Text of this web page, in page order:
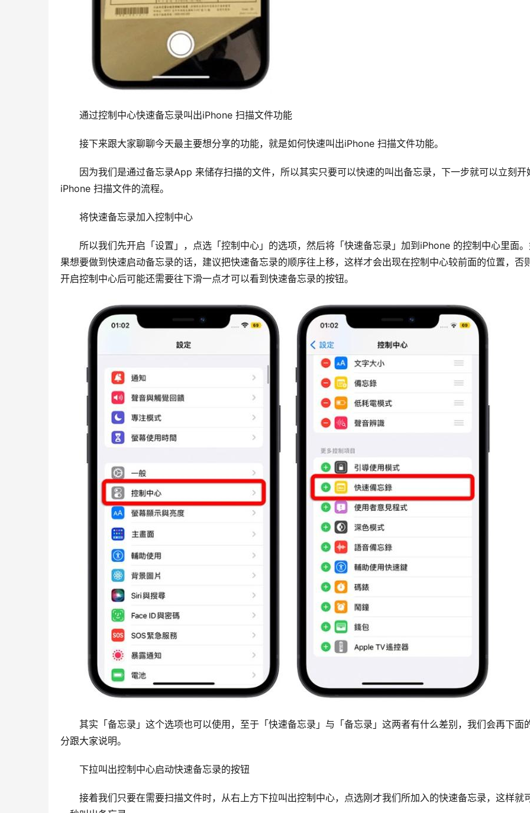
通过控制中心快速备忘录叫出iPhone 扫描文件功能
接下来跟大家聊聊今天最主要想分享的功能，就是如何快速叫出iPhone 扫描文件功能。
因为我们是通过备忘录App 来储存扫描的文件，所以其实只要可以快速的叫出备忘录，下一步就可以立刻开
iPhone 扫描文件的流程。
将快速备忘录加入控制中心
所以我们先开启「设置」，点选「控制中心」的选项，然后将「快速备忘录」加到iPhone 的控制中心里面。
果想要做到快速启动备忘录的话，建议把快速备忘录的顺序往上移，这样才会出现在控制中心较前面的位置，否
开启控制中心后可能还需要往下滑一点才可以看到快速备忘录的按钮。
其实「备忘录」这个选项也可以使用，至于「快速备忘录」与「备忘录」这两者有什么差别，我们会再下面
分跟大家说明。
下拉叫出控制中心启动快速备忘录的按钮
接着我们只要在需要扫描文件时，从右上方下拉叫出控制中心，点选刚才我们所加入的快速备忘录，这样就